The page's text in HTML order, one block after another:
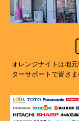
オレンジナイトは地
ターサポートで皆さ